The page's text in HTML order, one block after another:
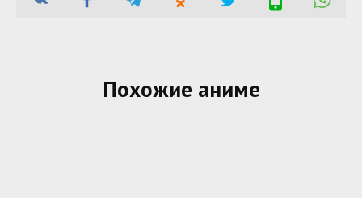
Похожие аниме